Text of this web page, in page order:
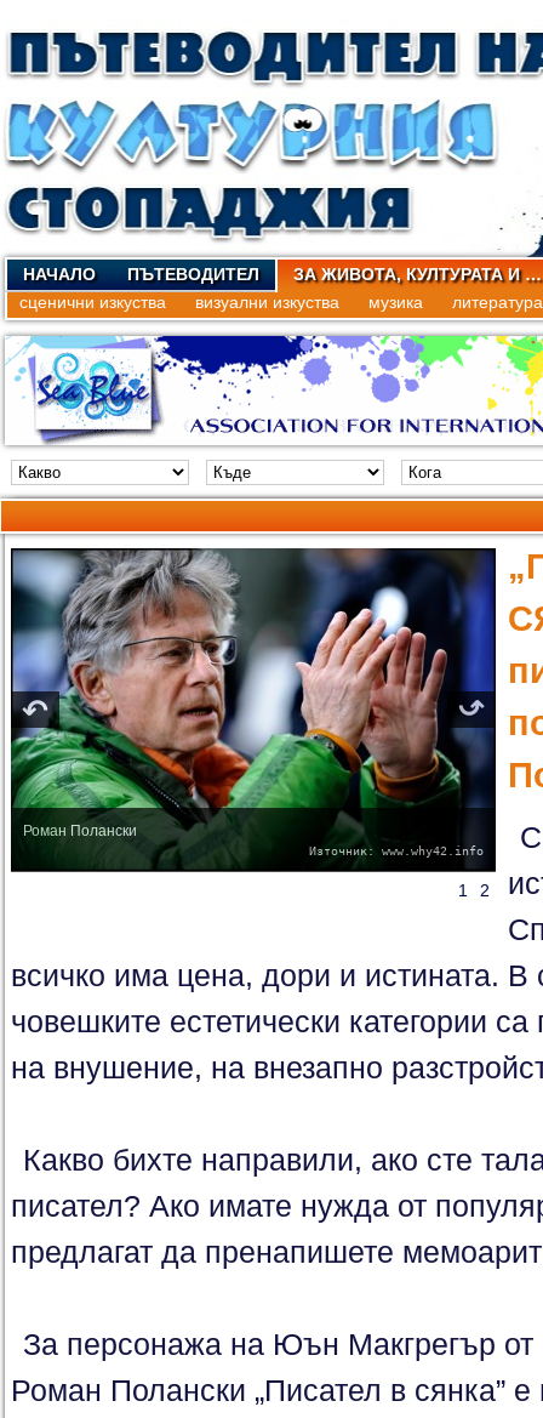
НАЧАЛО ПЪТЕВОДИТЕЛ
ЗА ЖИВОТА, КУЛТУРАТА И …
сценични изкуства
визуални изкуства музика литература
Роман Полански
Източник: www.why42.info
1 2
всичко има цена, дори и истината. В
човешките естетически категории
на внушение, на внезапно
Какво бихте направили, ако сте
писател? Ако имате нужда от
предлагат да пренапишете
За персонажа на Юън Макгрегър
Роман Полански „Писател в сянка”